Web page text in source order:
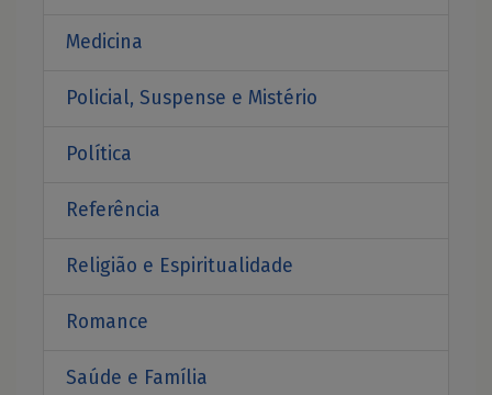
Medicina
Policial, Suspense e Mistério
Política
Referência
Religião e Espiritualidade
Romance
Saúde e Família